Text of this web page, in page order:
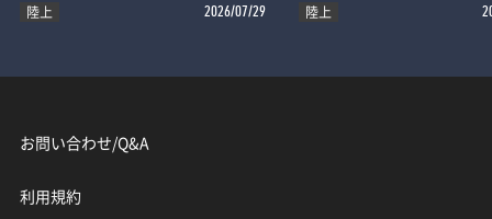
陸上 2026/07/29 陸上
お問い合わせ/Q&A
利用規約